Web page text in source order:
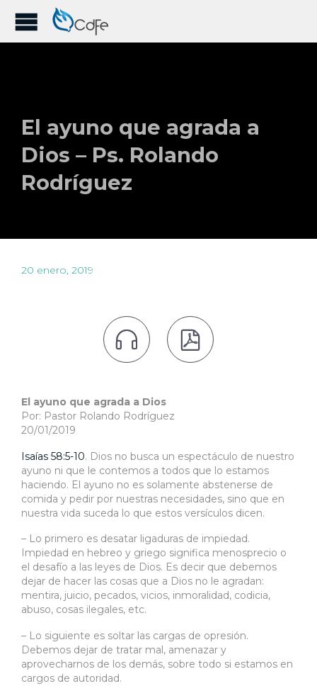
El ayuno que agrada a
Dios – Ps. Rolando
Rodríguez
20 enero, 2019
 
El ayuno que agrada a Dios
Por: Pastor Rolando Rodríguez
20/01/2019
Isaías 58:5-10. Dios no busca un espectáculo de nuestro
ayuno ni que le contemos a todos que lo estamos
haciendo. El ayuno no es solamente abstenerse de
comida y pedir por nuestras necesidades, sino que en
nuestra vida suceda lo que estos versículos dicen.
– Lo primero es desatar ligaduras de impiedad.
Impiedad en hebreo y griego significa menosprecio o
el desafío a las leyes de Dios. Es decir que debemos
dejar de hacer las cosas que a Dios no le agradan:
mentira, juicio, pecados, vicios, inmoralidad, codicia,
abuso, cosas ilegales, etc.
– Lo siguiente es soltar las cargas de opresión.
Debemos dejar de tratar mal, amenazar y
aprovecharnos de los demás, sobre todo si estamos en
cargos de autoridad.